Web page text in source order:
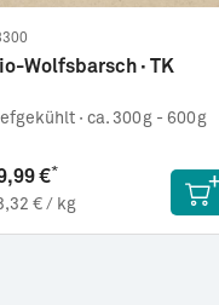
Wolfsbarsch · TK
· ca. 300g - 600g
€*
€ / kg